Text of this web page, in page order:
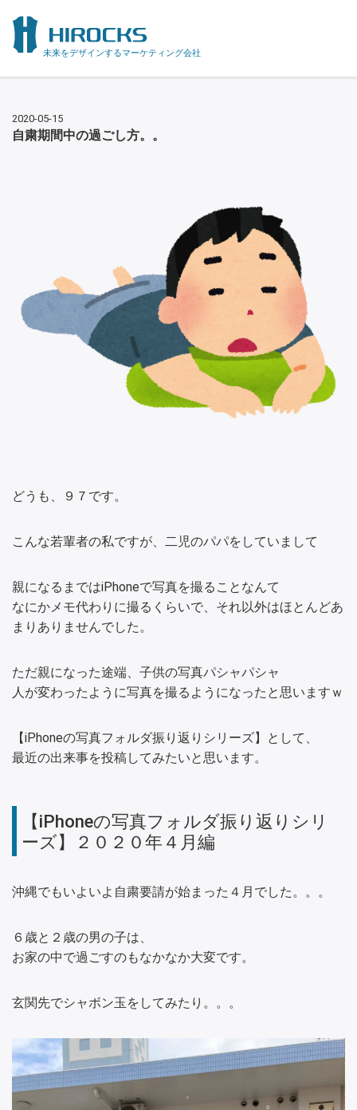
未来をデザインするマーケティング会社
2020-05-15
自粛期間中の過ごし方。。
どうも、９７です。
こんな若輩者の私ですが、二児のパパをしていまして
親になるまではiPhoneで写真を撮ることなんて
なにかメモ代わりに撮るくらいで、それ以外はほとんどあ
まりありませんでした。
ただ親になった途端、子供の写真パシャパシャ
人が変わったように写真を撮るようになったと思いますｗ
【iPhoneの写真フォルダ振り返りシリーズ】として、
最近の出来事を投稿してみたいと思います。
【iPhoneの写真フォルダ振り返りシリ
ーズ】２０２０年４月編
沖縄でもいよいよ自粛要請が始まった４月でした。。。
６歳と２歳の男の子は、
お家の中で過ごすのもなかなか大変です。
玄関先でシャボン玉をしてみたり。。。